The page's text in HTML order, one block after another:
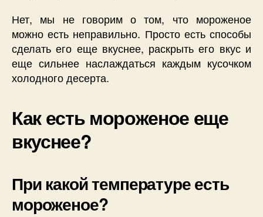
Нет, мы не говорим о том, что мороженое
можно есть неправильно. Просто есть способы
сделать его еще вкуснее, раскрыть его вкус и
еще сильнее наслаждаться каждым кусочком
холодного десерта.
Как есть мороженое еще
вкуснее?
При какой температуре есть
мороженое?